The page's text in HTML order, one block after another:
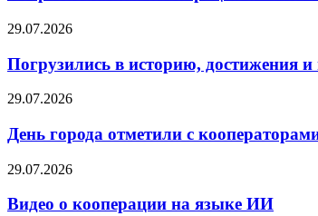
29.07.2026
Погрузились в историю, достижения и
29.07.2026
День города отметили с
29.07.2026
Видео о кооперации на языке ИИ